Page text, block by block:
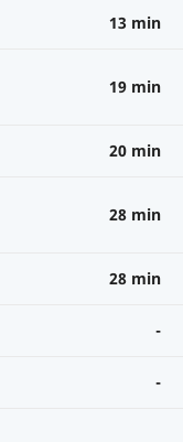
13 min
19 min
20 min
28 min
28 min
-
-